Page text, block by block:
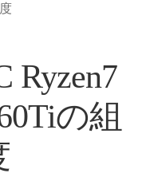
Ryzen7
の組